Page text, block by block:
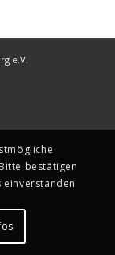
e.V.
bestätigen
einverstanden